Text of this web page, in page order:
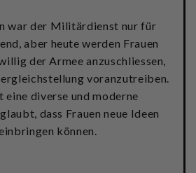
war der Militärdienst nur für
aber heute werden Frauen
der Armee anzuschliessen,
voranzutreiben.
eine diverse und moderne
dass Frauen neue Ideen
können.